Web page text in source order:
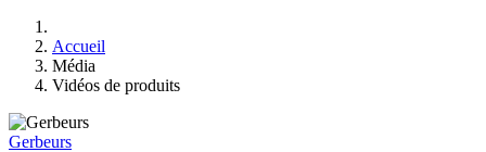
Accueil
Média
Vidéos de produits
Gerbeurs